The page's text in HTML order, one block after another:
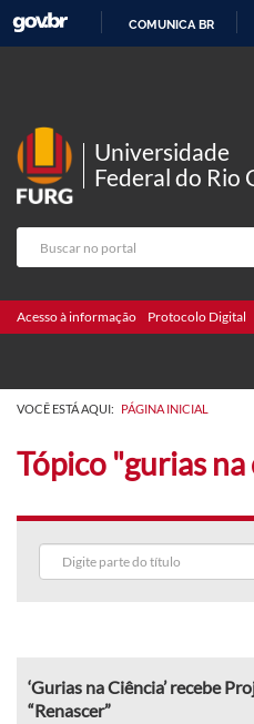
COMUNICA BR
Universidade
Federal do Rio
Acesso à informação Protocolo Digital
VOCÊ ESTÁ AQUI: PÁGINA INICIAL
Tópico "gurias
‘Gurias na Ciência’ recebe
“Renascer”